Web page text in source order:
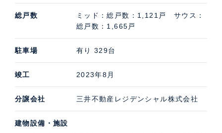
間利用できるスタディラウンジ、宿泊もデイユースも可
能なゲストルーム、90㎡のジム・ゴルフレンジ、などが
ッシュスペースなどが設けられた約300㎡のコミュニテ
ダイナミックな解放感を実現した53～54階のルーフトッ
総戸数
ミッド：総戸数：1,121戸 サウス：
総戸数：1,665戸
駐車場 有り 329台
竣工 2023年8月
分譲会社 三井不動産レジデンシャル株式会社
建物設備・施設